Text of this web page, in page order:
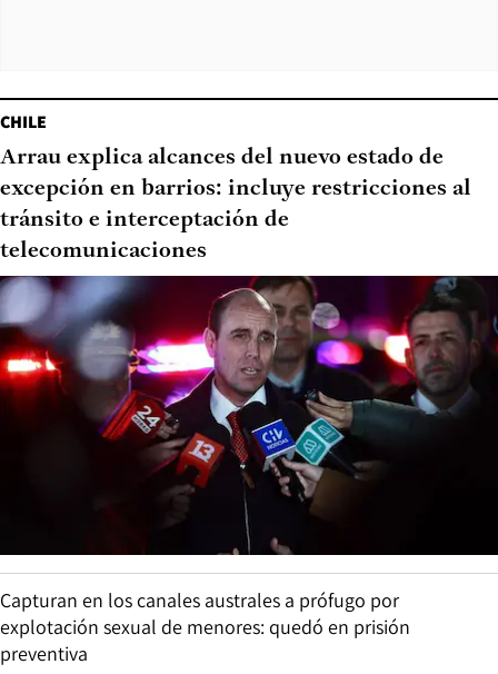
CHILE
Arrau explica alcances del nuevo estado de
excepción en barrios: incluye restricciones al
tránsito e interceptación de
telecomunicaciones
Capturan en los canales australes a prófugo por
explotación sexual de menores: quedó en prisión
preventiva